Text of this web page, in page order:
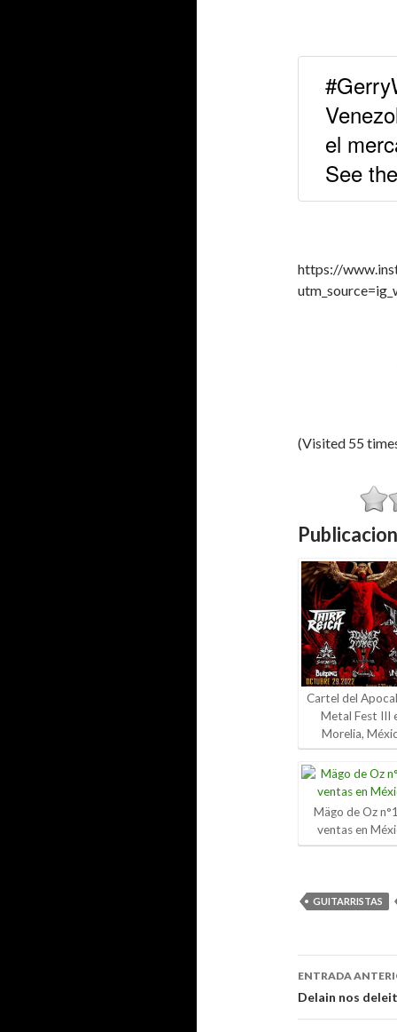
el
See
https://
(Visited 55
Cartel del
Metal Fest III
Morelia,
Mägo de Oz
ventas en
GUITARRISTAS
ENTRADA
Delain nos